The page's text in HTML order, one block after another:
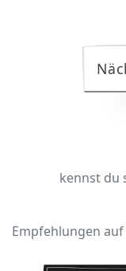
kennst du
Empfehlungen